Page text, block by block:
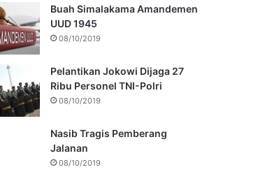
Buah Simalakama Amandemen
UUD 1945
08/10/2019
Pelantikan Jokowi Dijaga 27
Ribu Personel TNI-Polri
08/10/2019
Nasib Tragis Pemberang
Jalanan
08/10/2019